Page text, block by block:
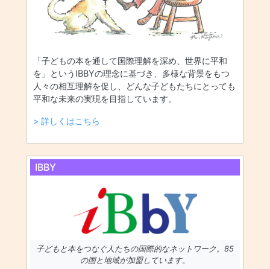
「子どもの本を通して国際理解を深め、世界に平和
を」というIBBYの理念に基づき、多様な背景をもつ
人々の相互理解を促し、どんな子どもたちにとっても
平和な未来の実現を目指しています。
> 詳しくはこちら
IBBY
子どもと本をつなぐ人たちの国際的なネットワーク。85
の国と地域が加盟しています。